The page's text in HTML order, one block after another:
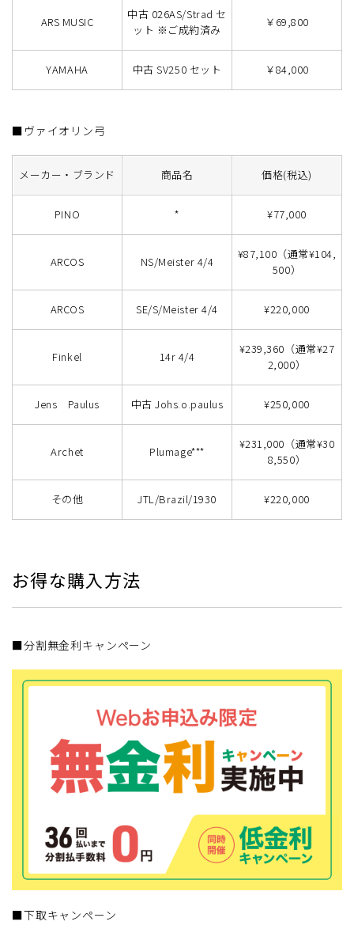
ARS MUSIC
中古 026AS/Strad セ
ット ※ご成約済み
￥69,800
YAMAHA 中古 SV250 セット ￥84,000
■ヴァイオリン弓
メーカー・ブランド 商品名 価格(税込)
PINO * ¥77,000
ARCOS NS/Meister 4/4
¥87,100（通常¥104,
500）
ARCOS SE/S/Meister 4/4 ¥220,000
Finkel 14r 4/4
¥239,360（通常¥27
2,000）
Jens Paulus 中古 Johs.o.paulus ¥250,000
Archet Plumage***
¥231,000（通常¥30
8,550）
その他 JTL/Brazil/1930 ¥220,000
お得な購入方法
■分割無金利キャンペーン
■下取キャンペーン